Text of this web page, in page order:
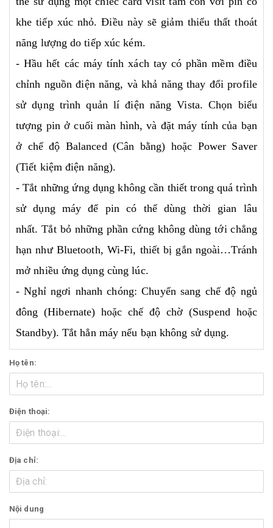
khe tiếp xúc nhỏ. Điều này sẽ giảm thiểu thất thoát
năng lượng do tiếp xúc kém.
- Hầu hết các máy tính xách tay có phần mềm điều
chỉnh nguồn điện năng, và khả năng thay đổi profile
sử dụng trình quản lí điện năng Vista. Chọn biểu
tượng pin ở cuối màn hình, và đặt máy tính của bạn
ở chế độ Balanced (Cân bằng) hoặc Power Saver
(Tiết kiệm điện năng).
- Tắt những ứng dụng không cần thiết trong quá trình
sử dụng máy để pin có thể dùng thời gian lâu
nhất. Tắt bỏ những phần cứng không dùng tới chẳng
hạn như Bluetooth, Wi-Fi, thiết bị gắn ngoài…Tránh
mở nhiều ứng dụng cùng lúc.
- Nghỉ ngơi nhanh chóng: Chuyển sang chế độ ngủ
đông (Hibernate) hoặc chế độ chờ (Suspend hoặc
Standby). Tắt hẳn máy nếu bạn không sử dụng.
Họ tên:
Điện thoại:
Địa chỉ:
Nội dung